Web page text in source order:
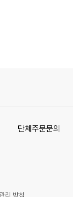
단체주문문의
리 방침